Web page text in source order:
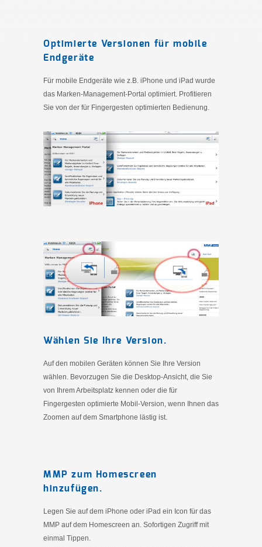
Optimierte Versionen für mobile
Endgeräte
Für mobile Endgeräte wie z.B. iPhone und iPad wurde
das Marken-Management-Portal optimiert. Profitieren
Sie von der für Fingergesten optimierten Bedienung.
Wählen Sie Ihre Version.
Auf den mobilen Geräten können Sie Ihre Version
wählen. Bevorzugen Sie die Desktop-Ansicht, die Sie
von Ihrem Arbeitsplatz kennen oder die für
Fingergesten optimierte Mobil-Version, wenn Ihnen das
Zoomen auf dem Smartphone lästig ist.
MMP zum Homescreen
hinzufügen.
Legen Sie auf dem iPhone oder iPad ein Icon für das
MMP auf dem Homescreen an. Sofortigen Zugriff mit
einmal Tippen.